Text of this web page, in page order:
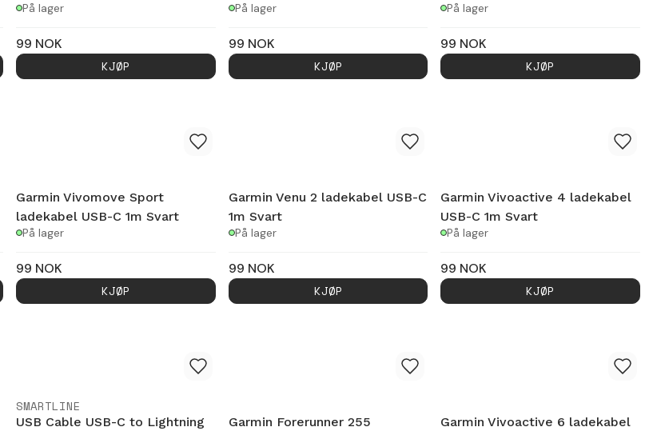
På lager
99 NOK
KJØP
På lager
99 NOK
KJØP
På lager
99 NOK
KJØP
Garmin Vivomove Sport
ladekabel USB-C 1m Svart
På lager
99 NOK
KJØP
Garmin Venu 2 ladekabel USB-C
1m Svart
På lager
99 NOK
KJØP
Garmin Vivoactive 4 ladekabel
USB-C 1m Svart
På lager
99 NOK
KJØP
SMARTLINE
USB Cable USB-C to Lightning Garmin Forerunner 255 Garmin Vivoactive 6 ladekabel